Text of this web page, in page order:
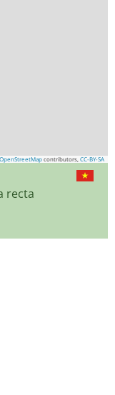
OpenStreetMap contributors, CC-BY-SA
recta